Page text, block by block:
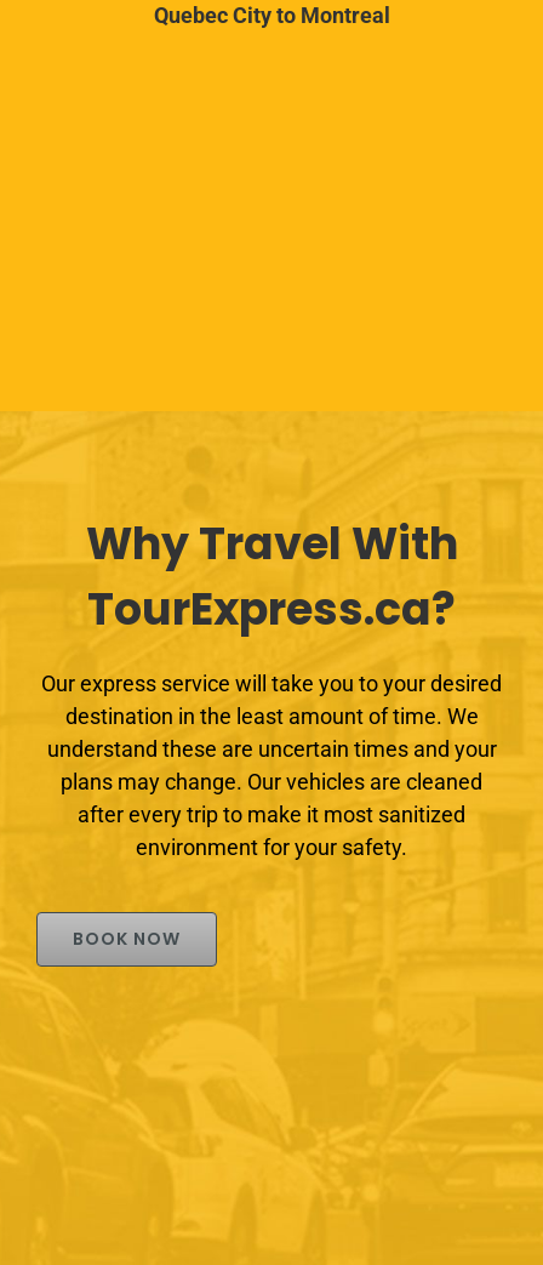
Quebec City to Montreal
Why Travel With
TourExpress.ca?
Our express service will take you to your desired
destination in the least amount of time. We
understand these are uncertain times and your
plans may change. Our vehicles are cleaned
after every trip to make it most sanitized
environment for your safety.
BOOK NOW